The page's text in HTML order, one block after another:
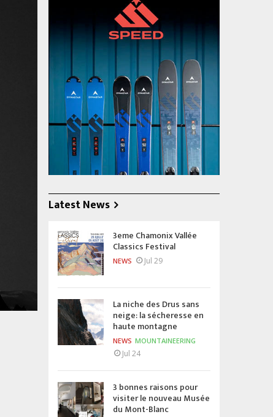
Latest News
3eme Chamonix Vallée
Classics Festival
NEWS Jul 29
La niche des Drus sans
neige: la sécheresse en
haute montagne
NEWS MOUNTAINEERING
Jul 24
3 bonnes raisons pour
visiter le nouveau Musée
du Mont-Blanc